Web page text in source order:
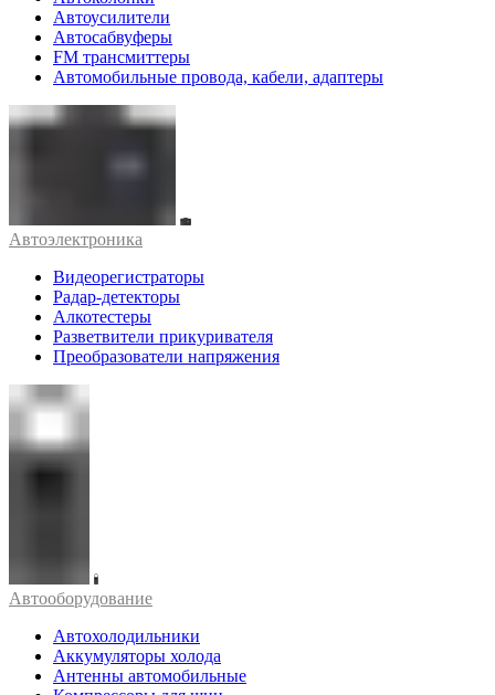
Автоусилители
Автосабвуферы
FM трансмиттеры
Автомобильные провода, кабели, адаптеры
Автоэлектроника
Видеорегистраторы
Радар-детекторы
Алкотестеры
Разветвители прикуривателя
Преобразователи напряжения
Автооборудование
Автохолодильники
Аккумуляторы холода
Антенны автомобильные